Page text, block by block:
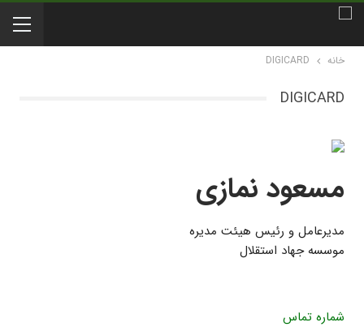
خانه DIGICARD
DIGICARD
مسعود نمازی
مدیرعامل و رئیس هیئت مدیره
موسسه جهاد استقلال
شماره تماس